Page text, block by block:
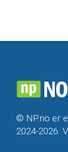
© NP.no er
2024-2026.